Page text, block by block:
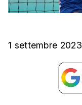
1 settembre 2023